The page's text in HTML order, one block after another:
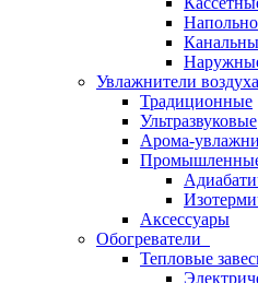
Увлажнители воздуха
Традиционные
Ультразвуковые
Арома-
Аксессуары
Обогреватели
Тепловые